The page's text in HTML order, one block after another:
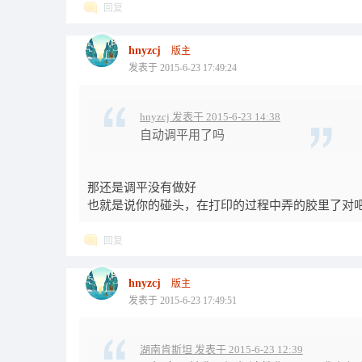
回复
hnyzcj
版主
发表于 2015-6-23 17:49:24
hnyzcj 发表于 2015-6-23 14:38
自动调平用了吗
那还是调平没有做好
也就是说你的碰头，在打印的过程中弄的胶里了对
回复
hnyzcj
版主
发表于 2015-6-23 17:49:51
湖南肯斯坦 发表于 2015-6-23 12:39